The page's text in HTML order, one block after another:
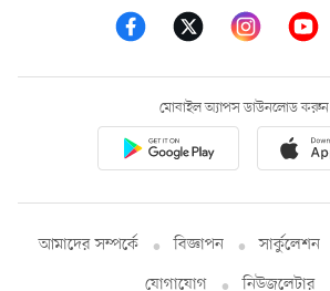
মোবাইল অ্যাপস ডাউনলোড করুন
আমাদের সম্পর্কে বিজ্ঞাপন সার্কুলেশন
যোগাযোগ
নিউজলেটার